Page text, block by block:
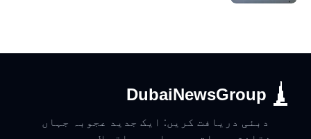
DubaiNewsGroup
دبئی دریافت کریں: ایک جدید عجوبہ جہاں